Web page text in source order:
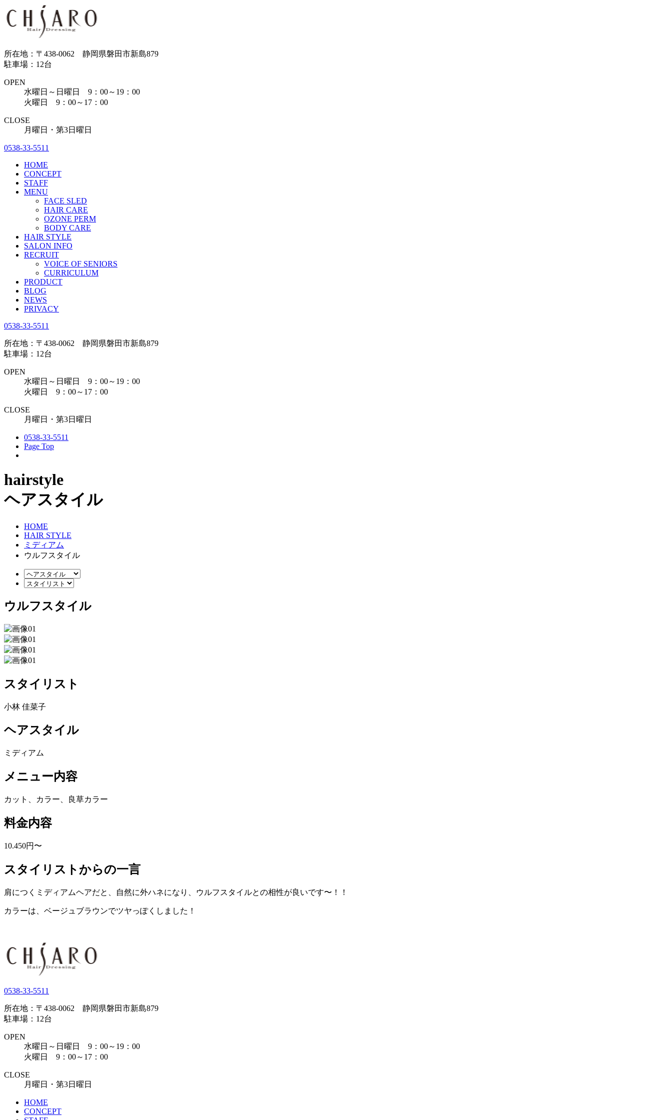
所在地：〒438-0062 静岡県磐田市新島879
駐車場：12台
OPEN
水曜日～日曜日 9：00～19：00
火曜日 9：00～17：00
CLOSE
月曜日・第3日曜日
0538-33-5511
HOME
CONCEPT
STAFF
MENU
FACE SLED
HAIR CARE
OZONE PERM
BODY CARE
HAIR STYLE
SALON INFO
RECRUIT
VOICE OF SENIORS
CURRICULUM
PRODUCT
BLOG
NEWS
PRIVACY
0538-33-5511
所在地：〒438-0062 静岡県磐田市新島879
駐車場：12台
OPEN
水曜日～日曜日 9：00～19：00
火曜日 9：00～17：00
CLOSE
月曜日・第3日曜日
0538-33-5511
Page Top
hairstyle
ヘアスタイル
HOME
HAIR STYLE
ミディアム
ウルフスタイル
ウルフスタイル
スタイリスト
小林 佳菜子
ヘアスタイル
ミディアム
メニュー内容
カット、カラー、良草カラー
料金内容
10.450円〜
スタイリストからの一言
肩につくミディアムヘアだと、自然に外ハネになり、ウルフスタイルとの相性が良いです〜！！
カラーは、ベージュブラウンでツヤっぽくしました！
0538-33-5511
所在地：〒438-0062 静岡県磐田市新島879
駐車場：12台
OPEN
水曜日～日曜日 9：00～19：00
火曜日 9：00～17：00
CLOSE
月曜日・第3日曜日
HOME
CONCEPT